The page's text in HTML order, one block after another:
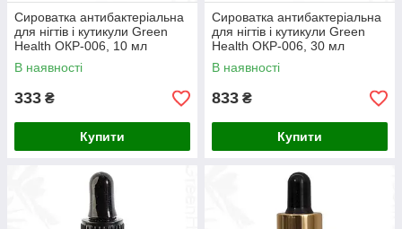
Сироватка антибактеріальна
для нігтів і кутикули Green
Health ОКР-006, 10 мл
В наявності
333 ₴
Купити
Сироватка антибактеріальна
для нігтів і кутикули Green
Health ОКР-006, 30 мл
В наявності
833 ₴
Купити